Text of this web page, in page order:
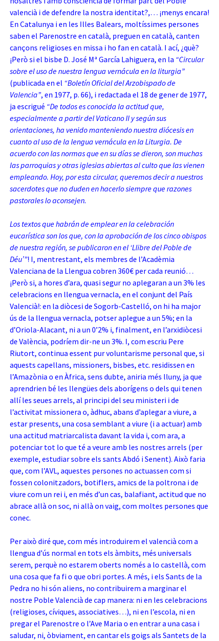
valencià i de defendre la nostra identitat?,… ¡menys encara!
En Catalunya i en les Illes Balears, moltíssimes persones
saben el Parenostre en català, preguen en català, canten
cançons religioses en missa i ho fan en català. I ací, ¿què?
¡Però si el bisbe D. José Mª García Lahiguera, en la “Circular
sobre el usode nuestra lengua vernácula en la liturgia”
(publicada en el “Boletín Oficial del Arzobispado de
Valencia”, en 1977, p. 66), i redactada el 18 de gener de 1977,
ja escrigué “De todos es conocida la actitud que,
especialmente a partir del Vaticano II y según sus
orientaciones, ha venido manteniendo nuestra diócesis en
cuanto al uso de la lengua vernácula en la Liturgia. De
acuerdo con las normas que en su días se dieron, son muchas
las parroquias y otras iglesias abiertas al culto que las vienen
empleando. Hoy, por esta circular, queremos decir a nuestros
sacerdotes que no duden en hacerlo siempre que razones
pastorales lo aconsejen.
Los textos que habrán de emplear en la celebración
eucarística son los que, con la aprobación de los cinco obispos
de nuestra región, se publicaron en el ‘Llibre del Poble de
Déu’”! I, mentrestant, els membres de l’Acadèmia
Valenciana de la Llengua cobren 360€ per cada reunió…
¡Però si, a hores d’ara, quasi segur no aplegaran a un 3% les
celebracions en llengua vernacla, en el conjunt del País
Valencià!: en la diòcesi de Sogorb-Castelló, on hi ha major
ús de la llengua vernacla, potser aplegue a un 5%; en la
d’Oriola-Alacant, ni a un 0’2% i, finalment, en l’arxidiòcesi
de València, podríem dir-ne un 3%. I, com escriu Pere
Riutort, continua essent pur voluntarisme personal que, si
aquests capellans, missioners, bisbes, etc. residissen en
l’Amazònia o en Àfrica, sens dubte, aniria més lluny, ja que
aprendrien bé les llengües dels aborígens o dels qui tenen
allí les seues arrels, al principi del seu ministeri i de
l’activitat missionera o, àdhuc, abans d’aplegar a viure, a
estar presents, una cosa semblant a viure (i a actuar) amb
una actitud matriarcalista davant la vida i, com ara, a
potenciar tot lo que té a veure amb les nostres arrels (per
exemple, estudiar sobre els sants Abdó i Senent). Això faria
que, com l’AVL, aquestes persones no actuassen com si
fossen colonitzadors, botiflers, amics de la poltrona i de
viure com un rei i, en més d’un cas, balafiant, actitud que no
abrace allà on soc, ni allà on vaig, com moltes persones que
conec.
Per això diré que, com més introduirem el valencià com a
llengua d’ús normal en tots els àmbits, més universals
serem, perquè no estarem oberts només a lo castellà, com
una cosa que fa fi o que obri portes. A més, i els Sants de la
Pedra no hi són aliens, no contribuirem a marginar el
nostre Poble Valencià de cap manera: ni en les celebracions
(religioses, cíviques, associatives…), ni en l’escola, ni en
pregar el Parenostre o l’Ave Maria o en entrar a una casa i
saludar, ni, òbviament, en cantar els goigs als Santets de la